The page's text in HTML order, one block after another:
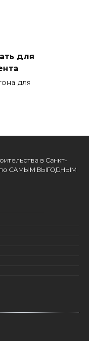
для
для
в Санкт-
по САМЫМ ВЫГОДНЫМ